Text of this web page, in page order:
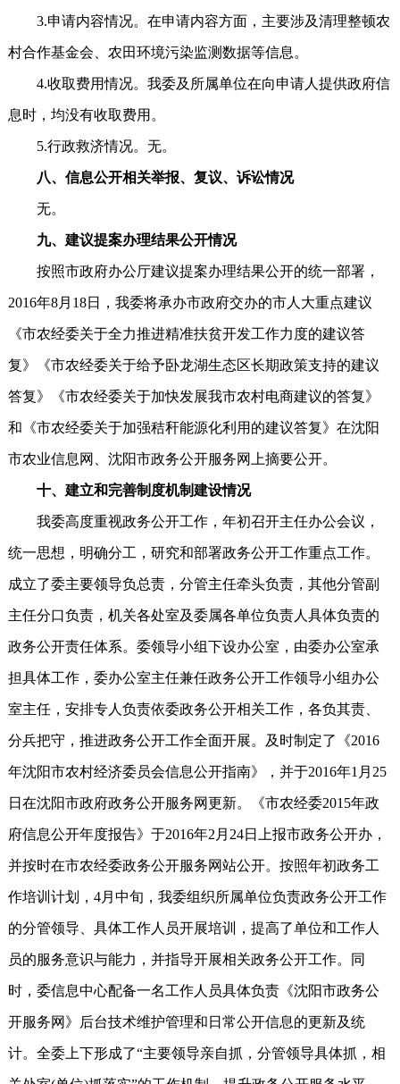
3.申请内容情况。在申请内容方面，主要涉及清理整顿农
村合作基金会、农田环境污染监测数据等信息。
4.收取费用情况。我委及所属单位在向申请人提供政府信
息时，均没有收取费用。
5.行政救济情况。无。
八、信息公开相关举报、复议、诉讼情况
无。
九、建议提案办理结果公开情况
按照市政府办公厅建议提案办理结果公开的统一部署，
2016年8月18日，我委将承办市政府交办的市人大重点建议
《市农经委关于全力推进精准扶贫开发工作力度的建议答
复》《市农经委关于给予卧龙湖生态区长期政策支持的建议
答复》《市农经委关于加快发展我市农村电商建议的答复》
和《市农经委关于加强秸秆能源化利用的建议答复》在沈阳
市农业信息网、沈阳市政务公开服务网上摘要公开。
十、建立和完善制度机制建设情况
我委高度重视政务公开工作，年初召开主任办公会议，
统一思想，明确分工，研究和部署政务公开工作重点工作。
成立了委主要领导负总责，分管主任牵头负责，其他分管副
主任分口负责，机关各处室及委属各单位负责人具体负责的
政务公开责任体系。委领导小组下设办公室，由委办公室承
担具体工作，委办公室主任兼任政务公开工作领导小组办公
室主任，安排专人负责依委政务公开相关工作，各负其责、
分兵把守，推进政务公开工作全面开展。及时制定了《2016
年沈阳市农村经济委员会信息公开指南》，并于2016年1月25
日在沈阳市政府政务公开服务网更新。《市农经委2015年政
府信息公开年度报告》于2016年2月24日上报市政务公开办，
并按时在市农经委政务公开服务网站公开。按照年初政务工
作培训计划，4月中旬，我委组织所属单位负责政务公开工作
的分管领导、具体工作人员开展培训，提高了单位和工作人
员的服务意识与能力，并指导开展相关政务公开工作。同
时，委信息中心配备一名工作人员具体负责《沈阳市政务公
开服务网》后台技术维护管理和日常公开信息的更新及统
计。全委上下形成了“主要领导亲自抓，分管领导具体抓，相